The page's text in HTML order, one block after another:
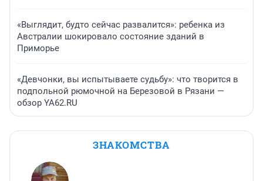
«Выглядит, будто сейчас развалится»: ребенка из
Австралии шокировало состояние зданий в
Приморье
«Девчонки, вы испытываете судьбу»: что творится в
подпольной рюмочной на Березовой в Рязани —
обзор YA62.RU
ЗНАКОМСТВА